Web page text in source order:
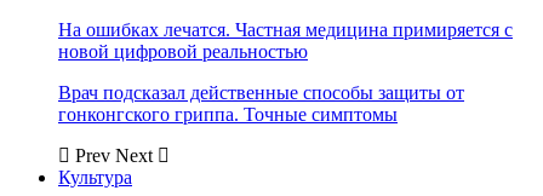
На ошибках лечатся. Частная медицина примиряется с
новой цифровой реальностью
Врач подсказал действенные способы защиты от
гонконгского гриппа. Точные симптомы
Prev Next
Культура